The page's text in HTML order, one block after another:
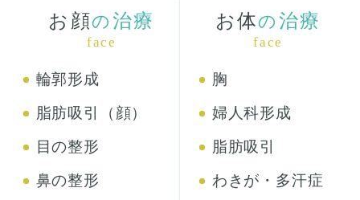
お顔の 治療
face
輪郭形成
脂肪吸引（顔）
目の整形
鼻の整形
お体の 治療
face
胸
婦人科形成
脂肪吸引
わきが・多汗症